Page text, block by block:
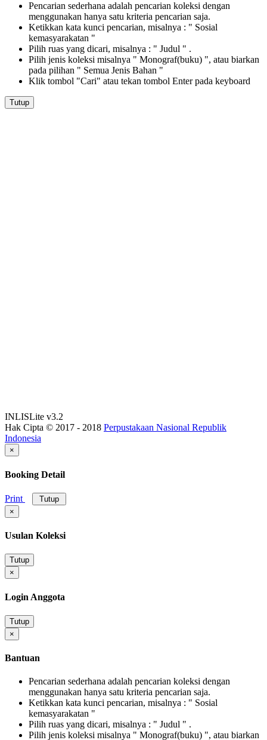
Pencarian sederhana adalah pencarian koleksi dengan
menggunakan hanya satu kriteria pencarian saja.
Ketikkan kata kunci pencarian, misalnya : " Sosial
kemasyarakatan "
Pilih ruas yang dicari, misalnya : " Judul " .
Pilih jenis koleksi misalnya " Monograf(buku) ", atau biarkan
pada pilihan " Semua Jenis Bahan "
Klik tombol "Cari" atau tekan tombol Enter pada keyboard
Tutup
INLISLite v3.2
Hak Cipta © 2017 - 2018 Perpustakaan Nasional Republik
Indonesia
×
Booking Detail
Print
Tutup
×
Usulan Koleksi
Tutup
×
Login Anggota
Tutup
×
Bantuan
Pencarian sederhana adalah pencarian koleksi dengan
menggunakan hanya satu kriteria pencarian saja.
Ketikkan kata kunci pencarian, misalnya : " Sosial
kemasyarakatan "
Pilih ruas yang dicari, misalnya : " Judul " .
Pilih jenis koleksi misalnya " Monograf(buku) ", atau biarkan